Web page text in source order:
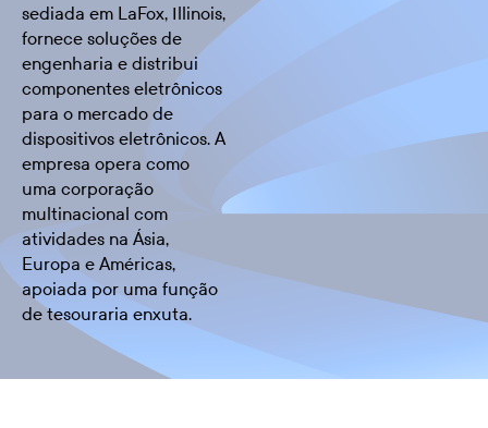
sediada em LaFox, Illinois,
fornece soluções de
engenharia e distribui
componentes eletrônicos
para o mercado de
dispositivos eletrônicos. A
empresa opera como
uma corporação
multinacional com
atividades na Ásia,
Europa e Américas,
apoiada por uma função
de tesouraria enxuta.